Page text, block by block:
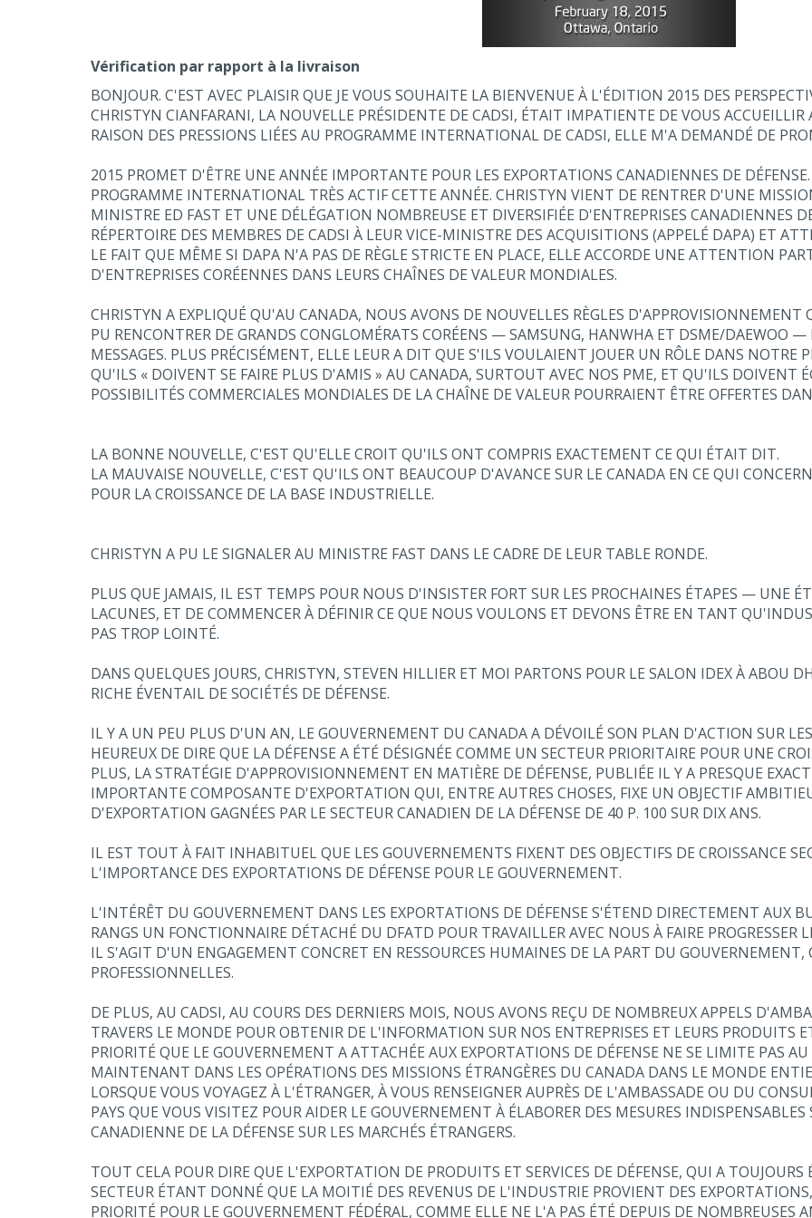
Vérification par rapport à la livraison
BONJOUR. C'EST AVEC PLAISIR QUE JE VOUS SOUHAITE LA BIENVENUE À L'ÉDITION 2015 DES
CHRISTYN CIANFARANI, LA NOUVELLE PRÉSIDENTE DE CADSI, ÉTAIT IMPATIENTE DE VOUS
RAISON DES PRESSIONS LIÉES AU PROGRAMME INTERNATIONAL DE CADSI, ELLE M'A DEMANDÉ DE
2015 PROMET D'ÊTRE UNE ANNÉE IMPORTANTE POUR LES EXPORTATIONS CANADIENNES DE
PROGRAMME INTERNATIONAL TRÈS ACTIF CETTE ANNÉE. CHRISTYN VIENT DE RENTRER D'UNE
MINISTRE ED FAST ET UNE DÉLÉGATION NOMBREUSE ET DIVERSIFIÉE D'ENTREPRISES CANADIENNES
RÉPERTOIRE DES MEMBRES DE CADSI À LEUR VICE-MINISTRE DES ACQUISITIONS (APPELÉ DAPA) ET
LE FAIT QUE MÊME SI DAPA N'A PAS DE RÈGLE STRICTE EN PLACE, ELLE ACCORDE UNE ATTENTION
D'ENTREPRISES CORÉENNES DANS LEURS CHAÎNES DE VALEUR MONDIALES.
CHRISTYN A EXPLIQUÉ QU'AU CANADA, NOUS AVONS DE NOUVELLES RÈGLES D'APPROVISIONNEMENT
PU RENCONTRER DE GRANDS CONGLOMÉRATS CORÉENS — SAMSUNG, HANWHA ET DSME/DAEWOO
MESSAGES. PLUS PRÉCISÉMENT, ELLE LEUR A DIT QUE S'ILS VOULAIENT JOUER UN RÔLE DANS NOTRE
QU'ILS « DOIVENT SE FAIRE PLUS D'AMIS » AU CANADA, SURTOUT AVEC NOS PME, ET QU'ILS DOIVENT
POSSIBILITÉS COMMERCIALES MONDIALES DE LA CHAÎNE DE VALEUR POURRAIENT ÊTRE OFFERTES
LA BONNE NOUVELLE, C'EST QU'ELLE CROIT QU'ILS ONT COMPRIS EXACTEMENT CE QUI ÉTAIT DIT.
LA MAUVAISE NOUVELLE, C'EST QU'ILS ONT BEAUCOUP D'AVANCE SUR LE CANADA EN CE QUI
POUR LA CROISSANCE DE LA BASE INDUSTRIELLE.
CHRISTYN A PU LE SIGNALER AU MINISTRE FAST DANS LE CADRE DE LEUR TABLE RONDE.
PLUS QUE JAMAIS, IL EST TEMPS POUR NOUS D'INSISTER FORT SUR LES PROCHAINES ÉTAPES — UNE
LACUNES, ET DE COMMENCER À DÉFINIR CE QUE NOUS VOULONS ET DEVONS ÊTRE EN TANT
PAS TROP LOINTÉ.
DANS QUELQUES JOURS, CHRISTYN, STEVEN HILLIER ET MOI PARTONS POUR LE SALON IDEX À ABOU
RICHE ÉVENTAIL DE SOCIÉTÉS DE DÉFENSE.
IL Y A UN PEU PLUS D'UN AN, LE GOUVERNEMENT DU CANADA A DÉVOILÉ SON PLAN D'ACTION SUR
HEUREUX DE DIRE QUE LA DÉFENSE A ÉTÉ DÉSIGNÉE COMME UN SECTEUR PRIORITAIRE POUR UNE
PLUS, LA STRATÉGIE D'APPROVISIONNEMENT EN MATIÈRE DE DÉFENSE, PUBLIÉE IL Y A PRESQUE
IMPORTANTE COMPOSANTE D'EXPORTATION QUI, ENTRE AUTRES CHOSES, FIXE UN OBJECTIF
D'EXPORTATION GAGNÉES PAR LE SECTEUR CANADIEN DE LA DÉFENSE DE 40 P. 100 SUR DIX ANS.
IL EST TOUT À FAIT INHABITUEL QUE LES GOUVERNEMENTS FIXENT DES OBJECTIFS DE CROISSANCE
L'IMPORTANCE DES EXPORTATIONS DE DÉFENSE POUR LE GOUVERNEMENT.
L'INTÉRÊT DU GOUVERNEMENT DANS LES EXPORTATIONS DE DÉFENSE S'ÉTEND DIRECTEMENT AUX
RANGS UN FONCTIONNAIRE DÉTACHÉ DU DFATD POUR TRAVAILLER AVEC NOUS À FAIRE PROGRESSER
IL S'AGIT D'UN ENGAGEMENT CONCRET EN RESSOURCES HUMAINES DE LA PART DU GOUVERNEMENT,
PROFESSIONNELLES.
DE PLUS, AU CADSI, AU COURS DES DERNIERS MOIS, NOUS AVONS REÇU DE NOMBREUX APPELS
TRAVERS LE MONDE POUR OBTENIR DE L'INFORMATION SUR NOS ENTREPRISES ET LEURS PRODUITS
PRIORITÉ QUE LE GOUVERNEMENT A ATTACHÉE AUX EXPORTATIONS DE DÉFENSE NE SE LIMITE PAS
MAINTENANT DANS LES OPÉRATIONS DES MISSIONS ÉTRANGÈRES DU CANADA DANS LE MONDE
LORSQUE VOUS VOYAGEZ À L'ÉTRANGER, À VOUS RENSEIGNER AUPRÈS DE L'AMBASSADE OU DU
PAYS QUE VOUS VISITEZ POUR AIDER LE GOUVERNEMENT À ÉLABORER DES MESURES
CANADIENNE DE LA DÉFENSE SUR LES MARCHÉS ÉTRANGERS.
TOUT CELA POUR DIRE QUE L'EXPORTATION DE PRODUITS ET SERVICES DE DÉFENSE, QUI A
SECTEUR ÉTANT DONNÉ QUE LA MOITIÉ DES REVENUS DE L'INDUSTRIE PROVIENT DES
PRIORITÉ POUR LE GOUVERNEMENT FÉDÉRAL, COMME ELLE NE L'A PAS ÉTÉ DEPUIS DE NOMBREUSES